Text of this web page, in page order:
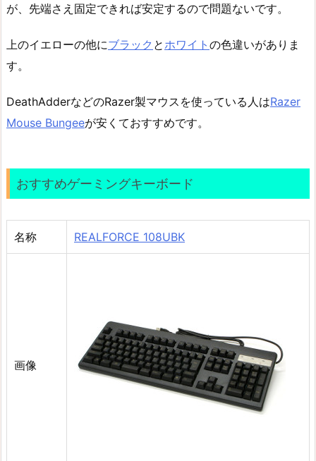
が、先端さえ固定できれば安定するので問題ないです。
上のイエローの他にブラック と ホワイト の色違いがありま
す。
DeathAdderなどのRazer製マウスを使っている人はRazer
Mouse Bungeeが安くておすすめです。
おすすめゲーミングキーボード
名称 REALFORCE 108UBK
画像